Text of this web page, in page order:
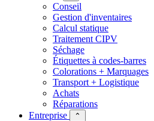
Conseil
Gestion d'inventaires
Calcul statique
Traitement CIPV
Séchage
Étiquettes à codes-barres
Colorations + Marquages
Transport + Logistique
Achats
Réparations
Entreprise
⌃